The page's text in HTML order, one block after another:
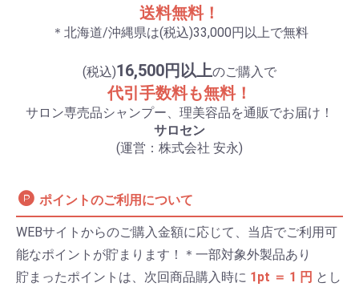
送料無料！
＊北海道/沖縄県は(税込)33,000円以上で無料
(税込)16,500円以上のご購入で
代引手数料も無料！
サロン専売品シャンプー、理美容品を通販でお届け！
サロセン
(運営：株式会社 安永)
ポイントのご利用について
WEBサイトからのご購入金額に応じて、当店でご利用可
能なポイントが貯まります！＊一部対象外製品あり
貯まったポイントは、次回商品購入時に 1pt ＝ 1 円 とし